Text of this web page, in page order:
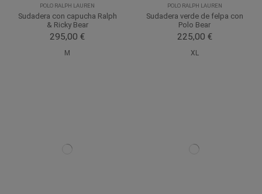
POLO RALPH LAUREN
Sudadera con capucha Ralph
& Ricky Bear
295,00 €
M
POLO RALPH LAUREN
Sudadera verde de felpa con
Polo Bear
225,00 €
XL